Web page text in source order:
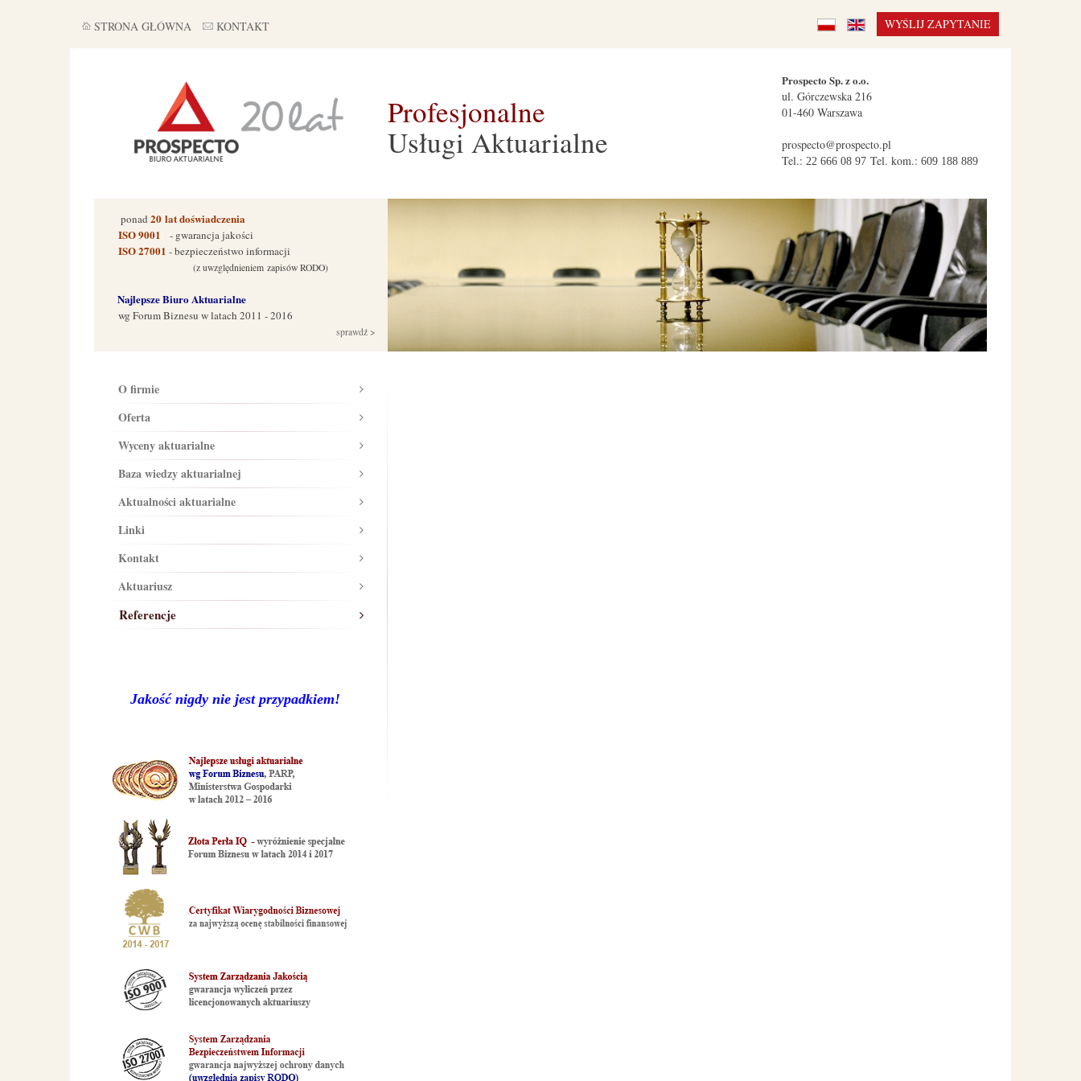
STRONA GŁÓWNA KONTAKT WYŚLIJ ZAPYTANIE
Profesjonalne
Usługi Aktuarialne
Prospecto Sp. z o.o.
ul. Górczewska 216
01-460 Warszawa
prospecto@prospecto.pl
Tel.: 22 666 08 97 Tel. kom.: 609 188 889
ponad 20 lat doświadczenia
ISO 9001 - gwarancja jakości
ISO 27001 - bezpieczeństwo informacji
(z uwzględnieniem zapisów RODO)
Najlepsze Biuro Aktuarialne
wg Forum Biznesu w latach 2011 - 2016
sprawdź >
O firmie
Oferta
Wyceny aktuarialne
Baza wiedzy aktuarialnej
Aktualności aktuarialne
Linki
Kontakt
Aktuariusz
Referencje
Jakość nigdy nie jest przypadkiem!